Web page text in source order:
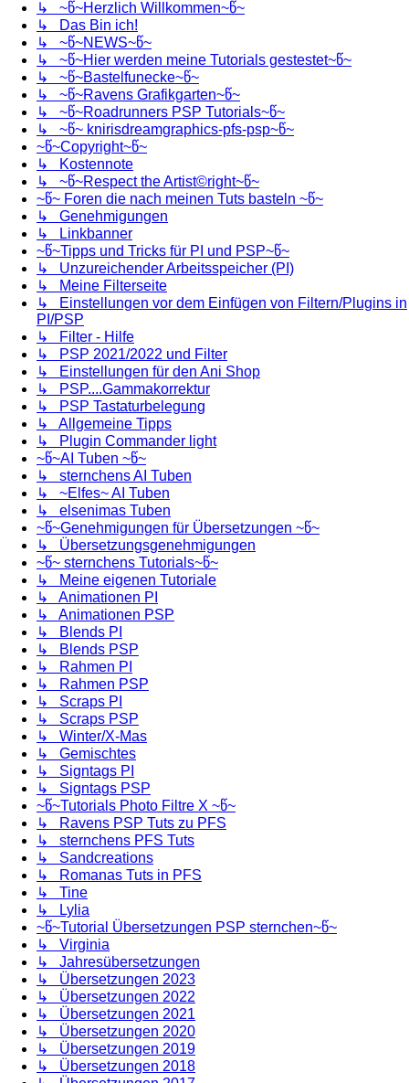
↳ ~წ~Herzlich Willkommen~წ~
↳ Das Bin ich!
↳ ~წ~NEWS~წ~
↳ ~წ~Hier werden meine Tutorials gestestet~წ~
↳ ~წ~Bastelfunecke~წ~
↳ ~წ~Ravens Grafikgarten~წ~
↳ ~წ~Roadrunners PSP Tutorials~წ~
↳ ~წ~ knirisdreamgraphics-pfs-psp~წ~
~წ~Copyright~წ~
↳ Kostennote
↳ ~წ~Respect the Artist©right~წ~
~წ~ Foren die nach meinen Tuts basteln ~წ~
↳ Genehmigungen
↳ Linkbanner
~წ~Tipps und Tricks für PI und PSP~წ~
↳ Unzureichender Arbeitsspeicher (PI)
↳ Meine Filterseite
↳ Einstellungen vor dem Einfügen von Filtern/Plugins in
PI/PSP
↳ Filter - Hilfe
↳ PSP 2021/2022 und Filter
↳ Einstellungen für den Ani Shop
↳ PSP....Gammakorrektur
↳ PSP Tastaturbelegung
↳ Allgemeine Tipps
↳ Plugin Commander light
~წ~AI Tuben ~წ~
↳ sternchens AI Tuben
↳ ~Elfes~ AI Tuben
↳ elsenimas Tuben
~წ~Genehmigungen für Übersetzungen ~წ~
↳ Übersetzungsgenehmigungen
~წ~ sternchens Tutorials~წ~
↳ Meine eigenen Tutoriale
↳ Animationen PI
↳ Animationen PSP
↳ Blends PI
↳ Blends PSP
↳ Rahmen PI
↳ Rahmen PSP
↳ Scraps PI
↳ Scraps PSP
↳ Winter/X-Mas
↳ Gemischtes
↳ Signtags PI
↳ Signtags PSP
~წ~Tutorials Photo Filtre X ~წ~
↳ Ravens PSP Tuts zu PFS
↳ sternchens PFS Tuts
↳ Sandcreations
↳ Romanas Tuts in PFS
↳ Tine
↳ Lylia
~წ~Tutorial Übersetzungen PSP sternchen~წ~
↳ Virginia
↳ Jahresübersetzungen
↳ Übersetzungen 2023
↳ Übersetzungen 2022
↳ Übersetzungen 2021
↳ Übersetzungen 2020
↳ Übersetzungen 2019
↳ Übersetzungen 2018